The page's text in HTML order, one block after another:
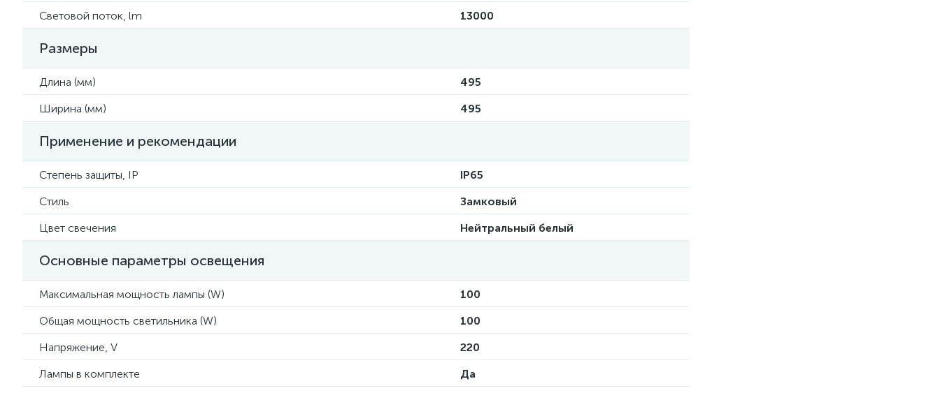
Световой поток, lm
13000
Размеры
Длина (мм)
495
Ширина (мм)
495
Применение и рекомендации
Степень защиты, IP
IP65
Стиль
Замковый
Цвет свечения
Нейтральный белый
Основные параметры освещения
Максимальная мощность лампы (W)
100
Общая мощность светильника (W)
100
Напряжение, V
220
Лампы в комплекте
Да